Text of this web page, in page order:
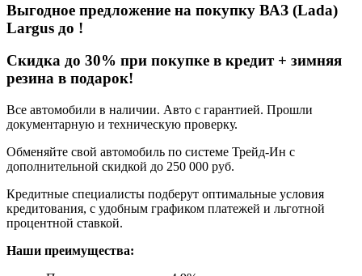
Выгодное предложение на покупку ВАЗ (Lada)
Largus до !
Cкидка до 30% при покупке в кредит + зимняя
резина в подарок!
Все автомобили в наличии. Авто с гарантией. Прошли
документарную и техническую проверку.
Обменяйте свой автомобиль по системе Трейд-Ин с
дополнительной скидкой до 250 000 руб.
Кредитные специалисты подберут оптимальные условия
кредитования, с удобным графиком платежей и льготной
процентной ставкой.
Наши преимущества: